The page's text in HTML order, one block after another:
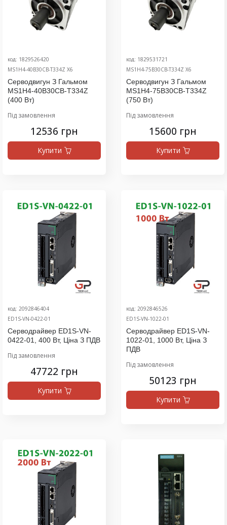
код: 1829526420
MS1H4-40B30CB-T334Z X6
Серводвигун З Гальмом
MS1H4-40B30CB-T334Z
(400 Вт)
Під замовлення
12536 грн
Купити
код: 1829531721
MS1H4-75B30CB-T334Z X6
Серводвигун З Гальмом
MS1H4-75B30CB-T334Z
(750 Вт)
Під замовлення
15600 грн
Купити
код: 2092846404
ED1S-VN-0422-01
Серводрайвер ED1S-VN-
0422-01, 400 Вт, Ціна З ПДВ
Під замовлення
47722 грн
Купити
код: 2092846526
ED1S-VN-1022-01
Серводрайвер ED1S-VN-
1022-01, 1000 Вт, Ціна З
ПДВ
Під замовлення
50123 грн
Купити